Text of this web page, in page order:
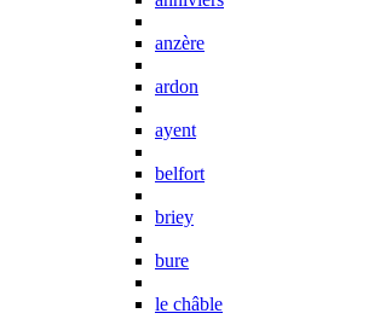
anzère
ardon
ayent
belfort
briey
bure
le châble